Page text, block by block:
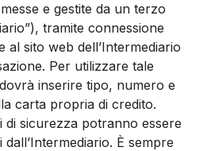
e gestite da un terzo
tramite connessione
al sito web dell’Intermediario
Per utilizzare tale
inserire tipo, numero e
carta propria di credito.
di sicurezza potranno essere
È sempre